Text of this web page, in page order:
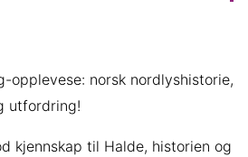
opplevese: norsk nordlyshistorie,
utfordring!
kjennskap til Halde, historien og